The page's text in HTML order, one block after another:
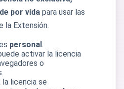
por vida para usar las
la Extensión.
personal.
activar la licencia
o
la licencia se